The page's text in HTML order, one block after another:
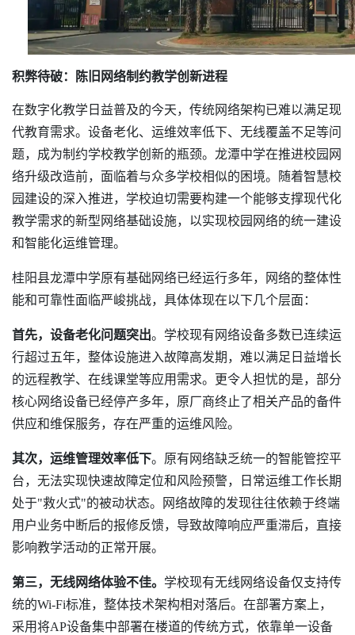
积弊待破：陈旧网络制约教学创新进程
在数字化教学日益普及的今天，传统网络架构已难以满足现
代教育需求。设备老化、运维效率低下、无线覆盖不足等问
题，成为制约学校教学创新的瓶颈。龙潭中学在推进校园网
络升级改造前，面临着与众多学校相似的困境。随着智慧校
园建设的深入推进，学校迫切需要构建一个能够支撑现代化
教学需求的新型网络基础设施，以实现校园网络的统一建设
和智能化运维管理。
桂阳县龙潭中学原有基础网络已经运行多年，网络的整体性
能和可靠性面临严峻挑战，具体体现在以下几个层面：
首先，设备老化问题突出。学校现有网络设备多数已连续运
行超过五年，整体设施进入故障高发期，难以满足日益增长
的远程教学、在线课堂等应用需求。更令人担忧的是，部分
核心网络设备已经停产多年，原厂商终止了相关产品的备件
供应和维保服务，存在严重的运维风险。
其次，运维管理效率低下。原有网络缺乏统一的智能管控平
台，无法实现快速故障定位和风险预警，日常运维工作长期
处于"救火式"的被动状态。网络故障的发现往往依赖于终端
用户业务中断后的报修反馈，导致故障响应严重滞后，直接
影响教学活动的正常开展。
第三，无线网络体验不佳。 学校现有无线网络设备仅支持传
统的Wi-Fi标准，整体技术架构相对落后。在部署方案上，
采用将AP设备集中部署在楼道的传统方式，依靠单一设备